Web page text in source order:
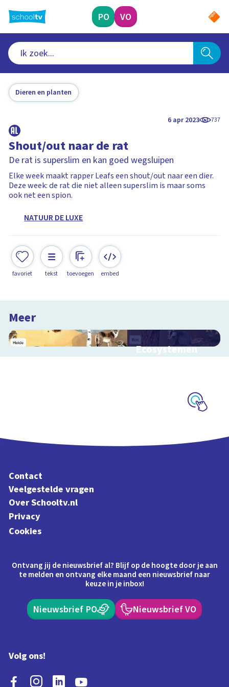
naar
hoofdinhoud
PO VO
Dieren en planten
6 apr 2023 737
Shout/out naar de rat
De rat is superslim en kan goed wegsluipen
Elke week maakt rapper Leafs een shout/out naar een dier.
Deze week: de rat die niet alleen superslim is maar soms
ook net een spion.
NATUUR DE LUXE
favoriet tekst toevoegen embed
Meer
Ecosystemen
Interactieve
Contact
Veelgestelde vragen
Over Schooltv.nl
Privacy
Cookies
Ontvang jij de nieuwsbrief al? Blijf op de hoogte door je aan
te melden en ontvang elke maand een nieuwsbrief naar
keuze in je inbox!
Nieuwsbrief PO Nieuwsbrief VO
Volg ons!